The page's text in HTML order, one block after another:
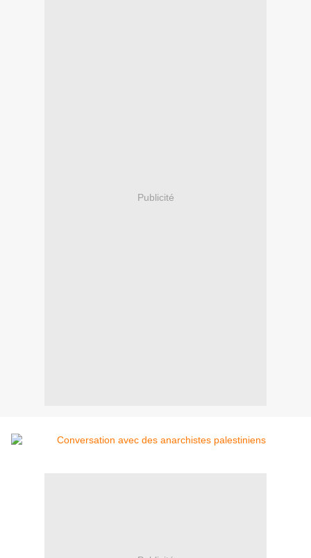
Publicité